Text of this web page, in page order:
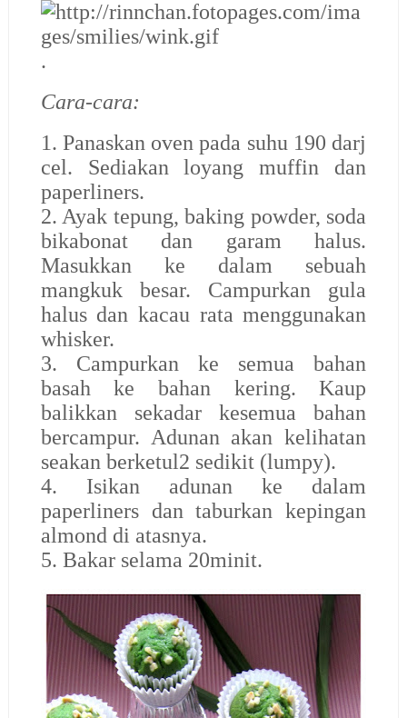
.
Cara-cara:
1. Panaskan oven pada suhu 190 darj
cel. Sediakan loyang muffin dan
paperliners.
2. Ayak tepung, baking powder, soda
bikabonat dan garam halus.
Masukkan ke dalam sebuah
mangkuk besar. Campurkan gula
halus dan kacau rata menggunakan
whisker.
3. Campurkan ke semua bahan
basah ke bahan kering. Kaup
balikkan sekadar kesemua bahan
bercampur. Adunan akan kelihatan
seakan berketul2 sedikit (lumpy).
4. Isikan adunan ke dalam
paperliners dan taburkan kepingan
almond di atasnya.
5. Bakar selama 20minit.